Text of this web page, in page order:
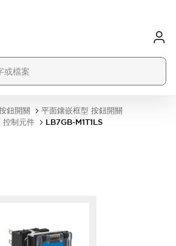
鈕開關
平面鑲嵌框型 按鈕開關
控制元件
LB7GB-M1T1LS